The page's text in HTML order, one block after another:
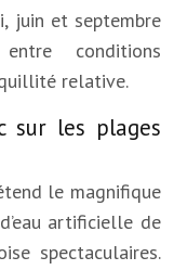
juin et septembre
conditions
relative.
sur les plages
le magnifique
artificielle de
spectaculaires.